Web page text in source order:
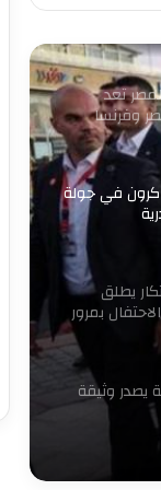
تعد
وفرنسا
في جولة
يطلق
بمرور
يصدر وثيقة